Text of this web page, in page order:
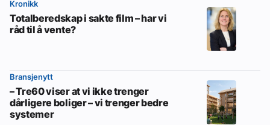
Kronikk
Totalberedskap i sakte film – har vi
råd til å vente?
Bransjenytt
– Tre60 viser at vi ikke trenger
dårligere boliger – vi trenger bedre
systemer